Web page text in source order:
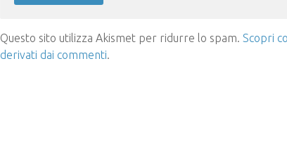
Questo sito utilizza Akismet per ridurre lo spam. Scopri
derivati dai commenti.